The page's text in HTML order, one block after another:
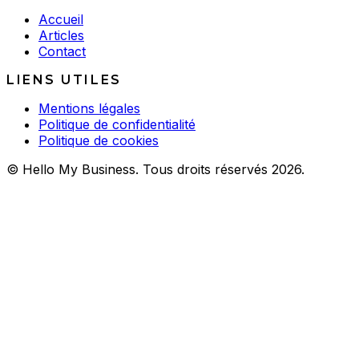
Accueil
Articles
Contact
LIENS UTILES
Mentions légales
Politique de confidentialité
Politique de cookies
© Hello My Business. Tous droits réservés 2026.